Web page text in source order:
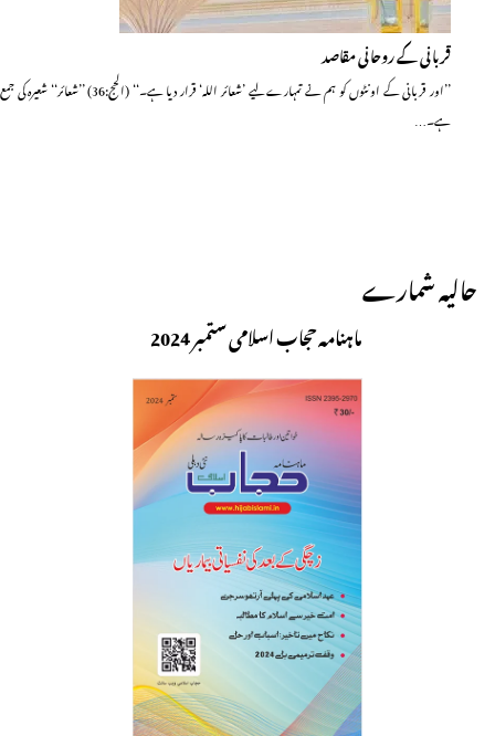
قربانی کے روحانی مقاصد
’’اور قربانی کے اونٹوں کو ہم نے تمہارے لیے ’شعائر اللہ‘ قرار دیا ہے۔‘‘ (الحج:36) ’’شعائر‘‘ شعیرہ کی جمع
ہے۔…
حالیہ شمارے
ماہنامہ حجاب اسلامی ستمبر 2024